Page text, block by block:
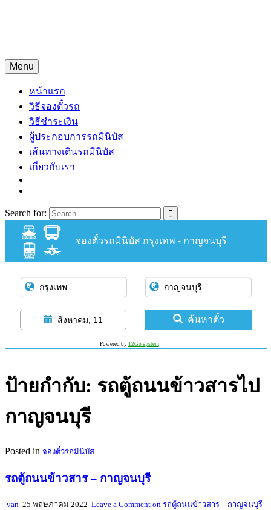
Menu
หน้าแรก
วิธีจองตั๋วรถ
วิธีชำระเงิน
ผู้ประกอบการรถมินิบัส
เส้นทางเดินรถมินิบัส
เกี่ยวกับเรา
Search for:
จองตั๋วรถมินิบัส กรุงเทพ - กาญจนบุรี
สิงหาคม, 11 ค้นหาตั๋ว
Powered by 12Go system
ป้ายกำกับ: รถตู้ถนนข้าวสารไป
กาญจนบุรี
Posted in จองตั๋วรถมินิบัส
รถตู้ถนนข้าวสาร – กาญจนบุรี
van 25 พฤษภาคม 2022 Leave a Comment on รถตู้ถนนข้าวสาร – กาญจนบุรี